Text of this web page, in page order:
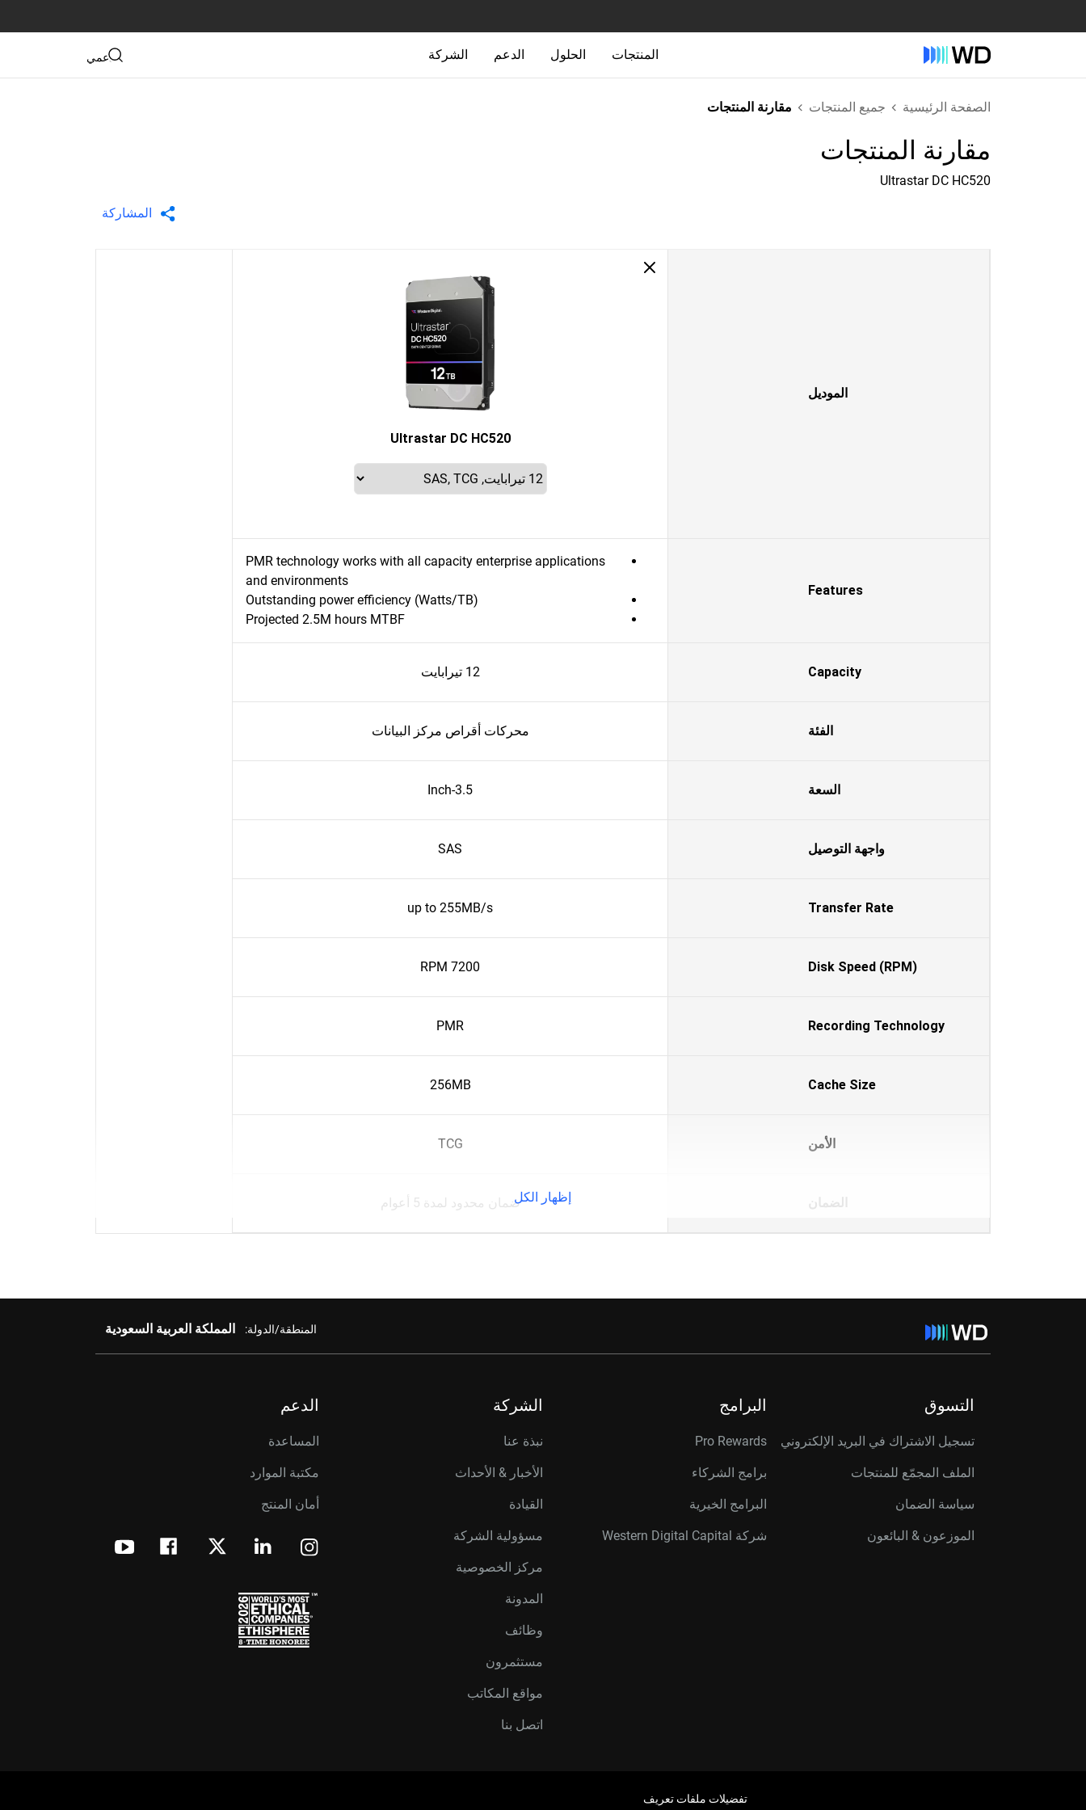
المنتجات الحلول الدعم الشركة دعمي
الصفحة الرئيسية جميع المنتجات مقارنة المنتجات
مقارنة المنتجات
Ultrastar DC HC520
المشاركة
الموديل
Ultrastar DC HC520
Features
PMR technology works with all capacity enterprise applications
and environments
Outstanding power efficiency (Watts/TB)
Projected 2.5M hours MTBF
Capacity 12 تيرابايت
الفئة محركات أقراص مركز البيانات
السعة 3.5-Inch
واجهة التوصيل SAS
Transfer Rate
up to 255MB/s
Disk Speed (RPM)
7200 RPM
Recording Technology
PMR
Cache Size
256MB
الأمن TCG
الضمان ضمان محدود لمدة 5 أعوامإظهار الكل
المنطقة/الدولة: المملكة العربية السعودية
التسوق
تسجيل الاشتراك في البريد الإلكتروني
الملف المجمّع للمنتجات
سياسة الضمان
الموزعون & البائعون
البرامج
Pro Rewards
برامج الشركاء
البرامج الخيرية
شركة Western Digital Capital
الشركة
نبذة عنا
الأخبار & الأحداث
القيادة
مسؤولية الشركة
مركز الخصوصية
المدونة
وظائف
مستثمرون
مواقع المكاتب
اتصل بنا
الدعم
المساعدة
مكتبة الموارد
أمان المنتج
تفضيلات ملفات تعريف